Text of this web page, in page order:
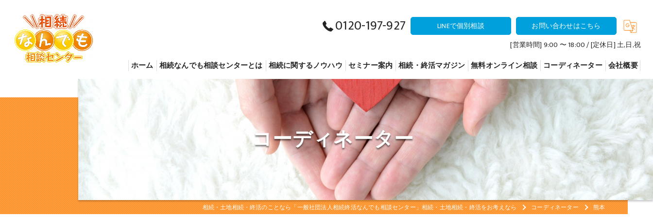
0120-197-927 LINEで個別相談
お問い合わせはこちら
[営業時間] 9:00 〜 18:00 / [定休日] 土,日,祝
ホーム 相続なんでも相談センターとは 相続に関するノウハウ セミナー案内 相続・終活マガジン
相続について
終活について
事業承継について
その他
無料オンライン相談 コーディネーター 会社概要
コーディネーター
相続・土地相続・終活のことなら「一般社団法人相続終活なんでも相談センター」相続・土地相続・終活をお考えなら コーディネーター 熊本